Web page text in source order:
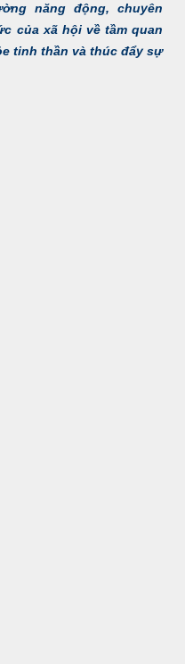
năng động, chuyên
của xã hội về tầm quan
tinh thần và thúc đẩy sự